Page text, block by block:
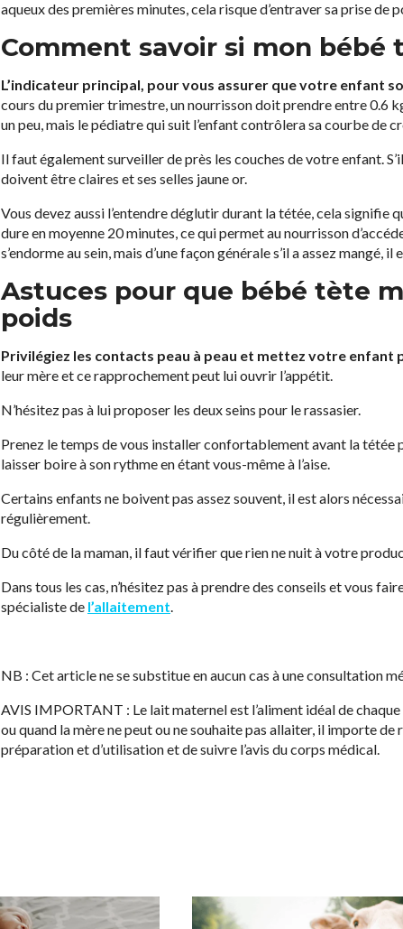
aqueux des premières minutes, cela risque d’entraver sa prise de
Comment savoir si mon
L’indicateur principal, pour vous assurer que votre enfant
cours du premier trimestre, un nourrisson doit prendre entre 0.6
un peu, mais le pédiatre qui suit l’enfant contrôlera sa courbe de
Il faut également surveiller de près les couches de votre enfant.
doivent être claires et ses selles jaune or.
Vous devez aussi l’entendre déglutir durant la tétée, cela signifie
dure en moyenne 20 minutes, ce qui permet au nourrisson
s’endorme au sein, mais d’une façon générale s’il a assez mangé,
Astuces pour que bébé tète
poids
Privilégiez les contacts peau à peau et mettez votre enfant
leur mère et ce rapprochement peut lui ouvrir l’appétit.
N’hésitez pas à lui proposer les deux seins pour le rassasier.
Prenez le temps de vous installer confortablement avant la
laisser boire à son rythme en étant vous-même à l’aise.
Certains enfants ne boivent pas assez souvent, il est alors
régulièrement.
Du côté de la maman, il faut vérifier que rien ne nuit à votre
Dans tous les cas, n’hésitez pas à prendre des conseils et vous
spécialiste de l’allaitement.
NB : Cet article ne se substitue en aucun cas à une consultation
AVIS IMPORTANT : Le lait maternel est l’aliment idéal de
ou quand la mère ne peut ou ne souhaite pas allaiter, il importe
préparation et d’utilisation et de suivre l’avis du corps médical.